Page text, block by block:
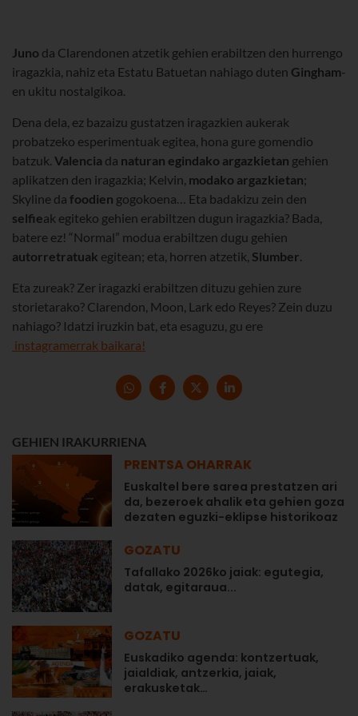
Juno da Clarendonen atzetik gehien erabiltzen den hurrengo
iragazkia, nahiz eta Estatu Batuetan nahiago duten Gingham-
en ukitu nostalgikoa.
Dena dela, ez bazaizu gustatzen iragazkien aukerak
probatzeko esperimentuak egitea, hona gure gomendio
batzuk. Valencia da naturan egindako argazkietan gehien
aplikatzen den iragazkia; Kelvin, modako argazkietan;
Skyline da foodien gogokoena… Eta badakizu zein den
selfieak egiteko gehien erabiltzen dugun iragazkia? Bada,
batere ez! “Normal” modua erabiltzen dugu gehien
autorretratuak egitean; eta, horren atzetik, Slumber.
Eta zureak? Zer iragazki erabiltzen dituzu gehien zure
storietarako? Clarendon, Moon, Lark edo Reyes? Zein duzu
nahiago? Idatzi iruzkin bat, eta esaguzu, gu ere
instagramerrak baikara!
GEHIEN IRAKURRIENA
PRENTSA OHARRAK
Euskaltel bere sarea prestatzen ari
da, bezeroek ahalik eta gehien goza
dezaten eguzki-eklipse historikoaz
GOZATU
Tafallako 2026ko jaiak: egutegia,
datak, egitaraua...
GOZATU
Euskadiko agenda: kontzertuak,
jaialdiak, antzerkia, jaiak,
erakusketak…